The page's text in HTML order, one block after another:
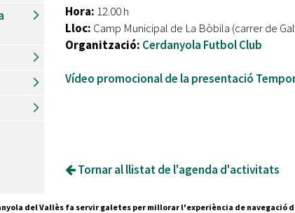
Hora: 12.00 h
Lloc: Camp Municipal de La Bòbila (carrer de
Organització: Cerdanyola Futbol Club
Vídeo promocional de la presentació
Tornar al llistat de l'agenda d'activitats
del Vallès fa servir galetes per millorar l'experiència de navegació